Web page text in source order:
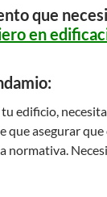
que
en
edificio,
que asegurar que
normativa.